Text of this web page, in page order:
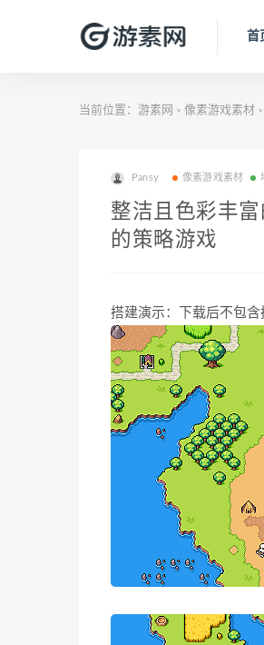
首
当前位置： 游素网 > 像素游戏素材 >
Pansy 像素游戏素材
整洁且色彩丰
的策略游戏
搭建演示：下载后不包含